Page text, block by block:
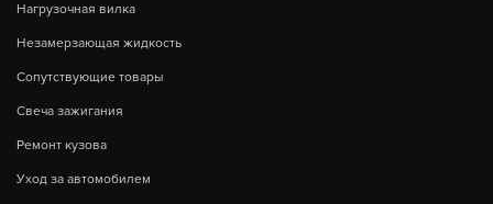
Нагрузочная вилка
Незамерзающая жидкость
Сопутствующие товары
Свеча зажигания
Ремонт кузова
Уход за автомобилем